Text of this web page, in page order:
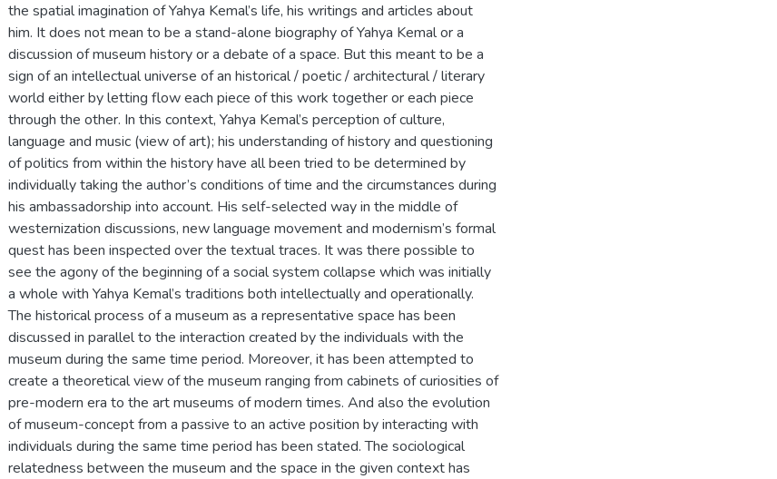
the spatial imagination of Yahya Kemal’s life, his writings and articles about
him. It does not mean to be a stand-alone biography of Yahya Kemal or a
discussion of museum history or a debate of a space. But this meant to be a
sign of an intellectual universe of an historical / poetic / architectural / literary
world either by letting flow each piece of this work together or each piece
through the other. In this context, Yahya Kemal’s perception of culture,
language and music (view of art); his understanding of history and questioning
of politics from within the history have all been tried to be determined by
individually taking the author’s conditions of time and the circumstances during
his ambassadorship into account. His self-selected way in the middle of
westernization discussions, new language movement and modernism’s formal
quest has been inspected over the textual traces. It was there possible to
see the agony of the beginning of a social system collapse which was initially
a whole with Yahya Kemal’s traditions both intellectually and operationally.
The historical process of a museum as a representative space has been
discussed in parallel to the interaction created by the individuals with the
museum during the same time period. Moreover, it has been attempted to
create a theoretical view of the museum ranging from cabinets of curiosities of
pre-modern era to the art museums of modern times. And also the evolution
of museum-concept from a passive to an active position by interacting with
individuals during the same time period has been stated. The sociological
relatedness between the museum and the space in the given context has